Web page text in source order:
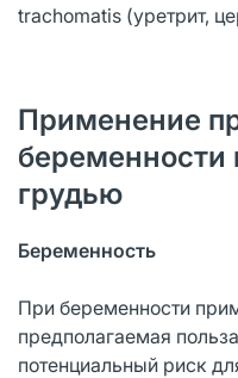
trachomatis (уретрит,
Применение
беременности
грудью
Беременность
При беременности
предполагаемая
потенциальный риск